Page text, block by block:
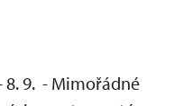
8. 9. - Mimořádné